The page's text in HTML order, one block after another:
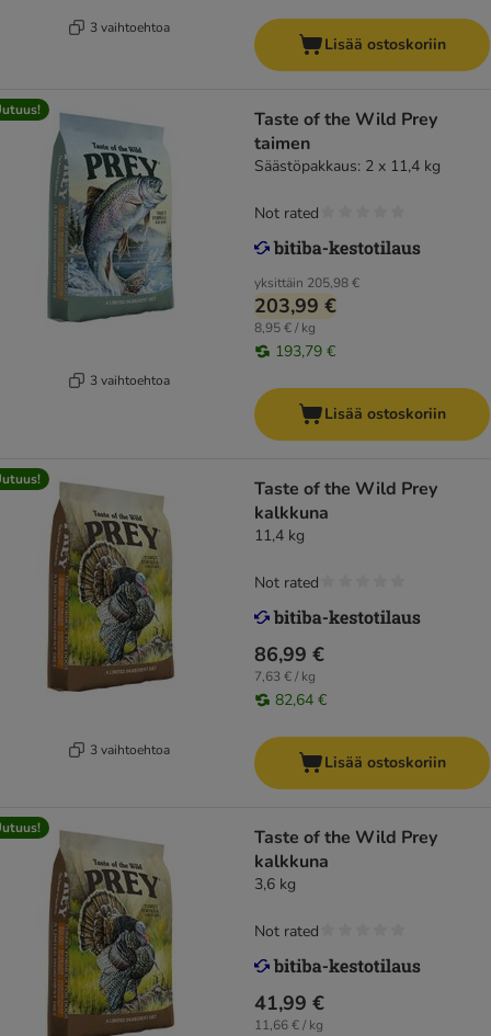
3 vaihtoehtoa
Lisää ostoskoriin
3 vaihtoehtoa
Taste of the Wild Prey
taimen
Säästöpakkaus: 2 x 11,4 kg
yksittäin 205,98 €
203,99 €
8,95 € / kg
193,79 €
Not rated
Lisää ostoskoriin
3 vaihtoehtoa
Taste of the Wild Prey
kalkkuna
11,4 kg
86,99 €
7,63 € / kg
82,64 €
Not rated
Lisää ostoskoriin
Taste of the Wild Prey
kalkkuna
3,6 kg
41,99 €
11,66 € / kg
Not rated